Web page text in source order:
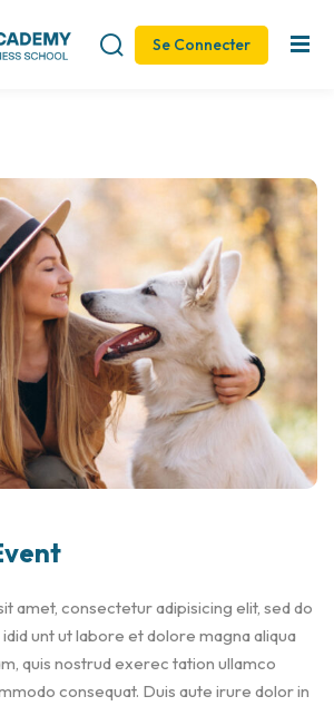
Se Connecter
amet, consectetur adipisicing elit, sed do
unt ut labore et dolore magna aliqua
quis nostrud exerec tation ullamco
consequat. Duis aute irure dolor in
in Sign up
Lost your password?